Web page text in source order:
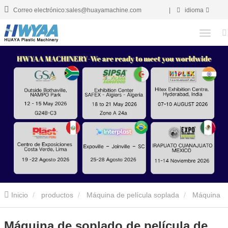
Correo electrónico:sales@huayamachine.com idioma
Inicio productos Máquina de película soplada Máquina
de soplado de película mulch